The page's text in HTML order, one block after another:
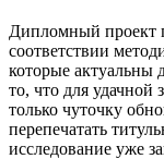
Дипломный проект
соответствии
которые актуальны
то, что для удачной
только чуточку
перепечатать
исследование уже